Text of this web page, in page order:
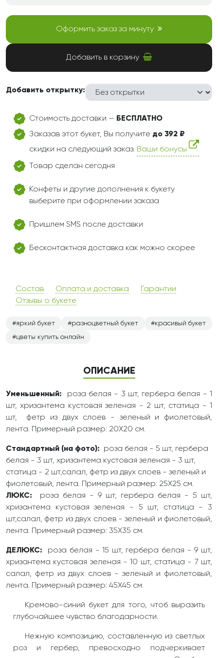
Оформить заказ за минуту
Добавить в корзину
Добавить открытку:
Стоимость доставки — БЕСПЛАТНО
Заказав этот букет, Вы получите до 392 ₽
скидки на следующий заказ. Ваши бонусы
Товар сделан сегодня
Конфеты и другие дополнения к букету
выберите при оформлении заказа
Пришлем SMS после доставки
Бесконтактная доставка как можно скорее
Состав Оплата и доставка
Гарантии
Отзывы о букете
яркий букет разноцветный букет
красивый букет
цветы купить онлайн
ОПИСАНИЕ
Уменьшенный:
роза белая - 3 шт, гербера белая - 1
шт, хризантема кустовая зеленая - 2 шт, статица - 1
шт, фетр из двух слоев - зеленый и фиолетовый,
лента. Примерный размер: 20Х20 см.
Стандартный (на фото):
роза белая - 5 шт, гербера
белая - 3 шт, хризантема кустовая зеленая - 3 шт,
статица - 2 шт,салал, фетр из двух слоев - зеленый и
фиолетовый, лента. Примерный размер: 25Х25 см.
ЛЮКС:
роза белая - 9 шт, гербера белая - 5 шт,
хризантема кустовая зеленая - 5 шт, статица - 3
шт,салал, фетр из двух слоев - зеленый и фиолетовый,
лента. Примерный размер: 35Х35 см.
ДЕЛЮКС: роза белая - 15 шт, гербера белая - 9 шт,
хризантема кустовая зеленая - 10 шт, статица - 7 шт,
салал, фетр из двух слоев - зеленый и фиолетовый,
лента. Примерный размер: 45Х45 см.
Кремово-синий букет для того, чтоб выразить
глубочайшее чувство благодарности.
Нежную композицию, составленную из светлых
роз и гербер, превосходно подчеркивает